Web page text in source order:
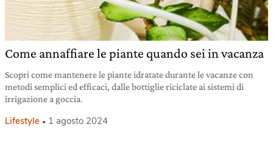
Come annaffiare le piante quando sei in vacanza
Scopri come mantenere le piante idratate durante le vacanze con
metodi semplici ed efficaci, dalle bottiglie riciclate ai sistemi di
irrigazione a goccia.
Lifestyle 1 agosto 2024